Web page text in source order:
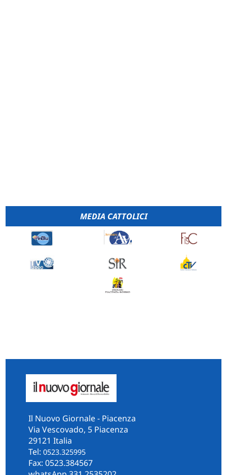
MEDIA CATTOLICI
Il Nuovo Giornale - Piacenza
Via Vescovado, 5 Piacenza
29121 Italia
Tel: 0523.325995
Fax: 0523.384567